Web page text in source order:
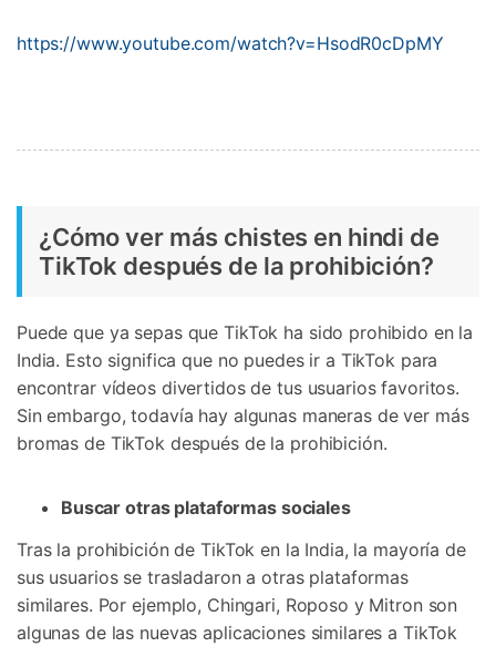
https://www.youtube.com/watch?v=HsodR0cDpMY
¿Cómo ver más chistes en hindi de
TikTok después de la prohibición?
Puede que ya sepas que TikTok ha sido prohibido en la
India. Esto significa que no puedes ir a TikTok para
encontrar vídeos divertidos de tus usuarios favoritos.
Sin embargo, todavía hay algunas maneras de ver más
bromas de TikTok después de la prohibición.
Buscar otras plataformas sociales
Tras la prohibición de TikTok en la India, la mayoría de
sus usuarios se trasladaron a otras plataformas
similares. Por ejemplo, Chingari, Roposo y Mitron son
algunas de las nuevas aplicaciones similares a TikTok